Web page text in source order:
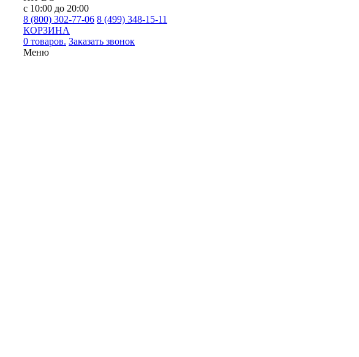
с 10:00 до 20:00
8 (800) 302-77-06 8 (499) 348-15-11
КОРЗИНА
0 товаров. Заказать звонок
Меню